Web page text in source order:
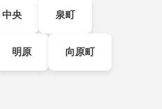
中央 泉町
明原 向原町